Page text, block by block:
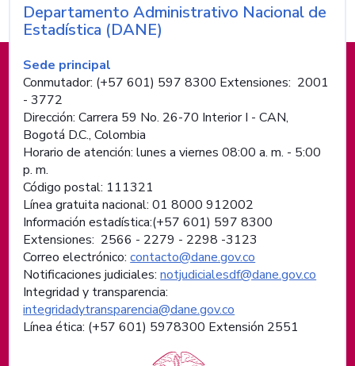
Información de pie de página
Nombre de la entidad
Departamento Administrativo Nacional de
Estadística (DANE)
Sede principal
Conmutador: (+57 601) 597 8300 Extensiones: 2001
- 3772
Dirección: Carrera 59 No. 26-70 Interior I - CAN,
Bogotá D.C., Colombia
Horario de atención: lunes a viernes 08:00 a. m. - 5:00
p. m.
Código postal: 111321
Línea gratuita nacional: 01 8000 912002
Información estadística:(+57 601) 597 8300
Extensiones: 2566 - 2279 - 2298 -3123
Correo electrónico:contacto@dane.gov.co
Notificaciones judiciales:notjudicialesdf@dane.gov.co
Integridad y transparencia:
integridadytransparencia@dane.gov.co
Línea ética: (+57 601) 5978300 Extensión 2551